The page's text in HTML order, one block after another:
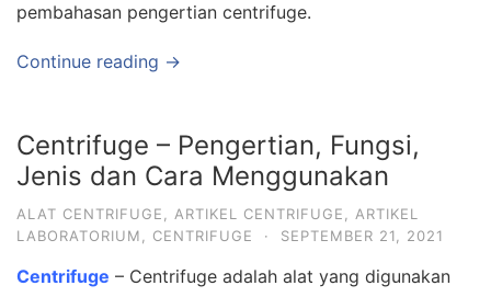
pembahasan pengertian centrifuge.
Continue reading →
Centrifuge – Pengertian, Fungsi,
Jenis dan Cara Menggunakan
ALAT CENTRIFUGE ARTIKEL CENTRIFUGE
ARTIKEL
LABORATORIUM
CENTRIFUGE · SEPTEMBER 21, 2021
Centrifuge – Centrifuge adalah alat yang digunakan